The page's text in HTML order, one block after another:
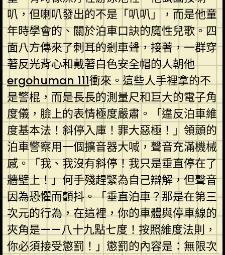
叭，但喇叭發出的不是「叭叭」，而是他童
年時學會的、關於泊車口訣的魔性兒歌。四
面八方傳來了刺耳的剎車聲，接著，一群穿
著反光背心和戴著白色安全帽的人朝他
ergohuman 111衝來。這些人手裡拿的不
是警棍，而是長長的測量尺和巨大的電子角
度儀，臉上的表情極度嚴肅。「違反泊車維
度基本法！斜停入庫！罪大惡極！」領頭的
泊車警察用一個擴音器大喊，聲音充滿機械
感。「我、我沒有斜停！我只是垂直停在了
牆壁上！」何手殘趕緊為自己辯解，但聲音
因為恐懼而顫抖。「垂直泊車？那是在第三
次元的行為，在這裡，你的車體與停車線的
夾角是——八十九點七度！按照維度法則，
你必須接受懲罰！」懲罰的內容是：無限次